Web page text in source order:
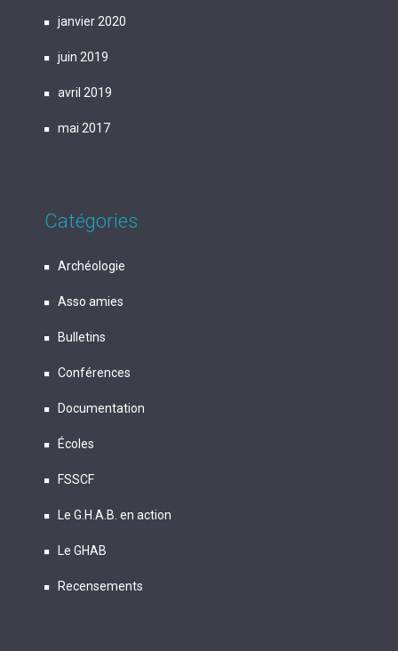
janvier 2020
juin 2019
avril 2019
mai 2017
Catégories
Archéologie
Asso amies
Bulletins
Conférences
Documentation
Écoles
FSSCF
Le G.H.A.B. en action
Le GHAB
Recensements